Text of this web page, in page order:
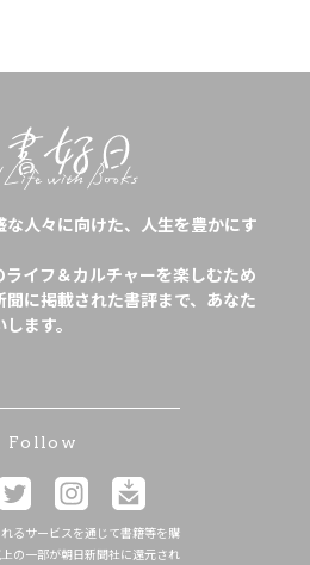
人々に向けた、人生を豊かにす
イフ＆カルチャーを楽しむため
に掲載された書評まで、あなた
ます。
Follow
るサービスを通じて書籍等を購
の一部が朝日新聞社に還元され